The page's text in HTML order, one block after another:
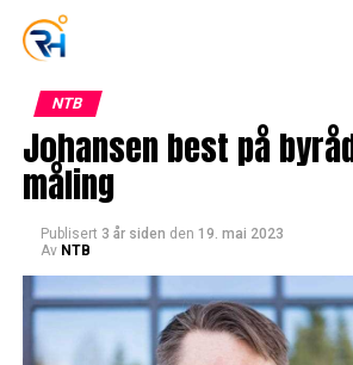
NTB
Johansen best på
måling
Publisert 3 år siden den 19. mai 2023
Av NTB